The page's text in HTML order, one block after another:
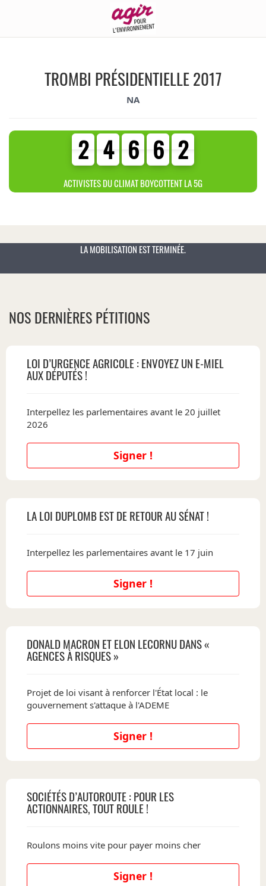
TROMBI PRÉSIDENTIELLE 2017
NA
2
2 4
3
4 6
0
6 6
4
6 2
0
2
ACTIVISTES DU CLIMAT BOYCOTTENT LA 5G
LA MOBILISATION EST TERMINÉE.
NOS DERNIÈRES PÉTITIONS
LOI D’URGENCE AGRICOLE : ENVOYEZ UN E-MIEL
AUX DÉPUTÉS !
Interpellez les parlementaires avant le 20 juillet
2026
Signer !
LA LOI DUPLOMB EST DE RETOUR AU SÉNAT !
Interpellez les parlementaires avant le 17 juin
Signer !
DONALD MACRON ET ELON LECORNU DANS «
AGENCES À RISQUES »
Projet de loi visant à renforcer l'État local : le
gouvernement s'attaque à l'ADEME
Signer !
SOCIÉTÉS D’AUTOROUTE : POUR LES
ACTIONNAIRES, TOUT ROULE !
Roulons moins vite pour payer moins cher
Signer !